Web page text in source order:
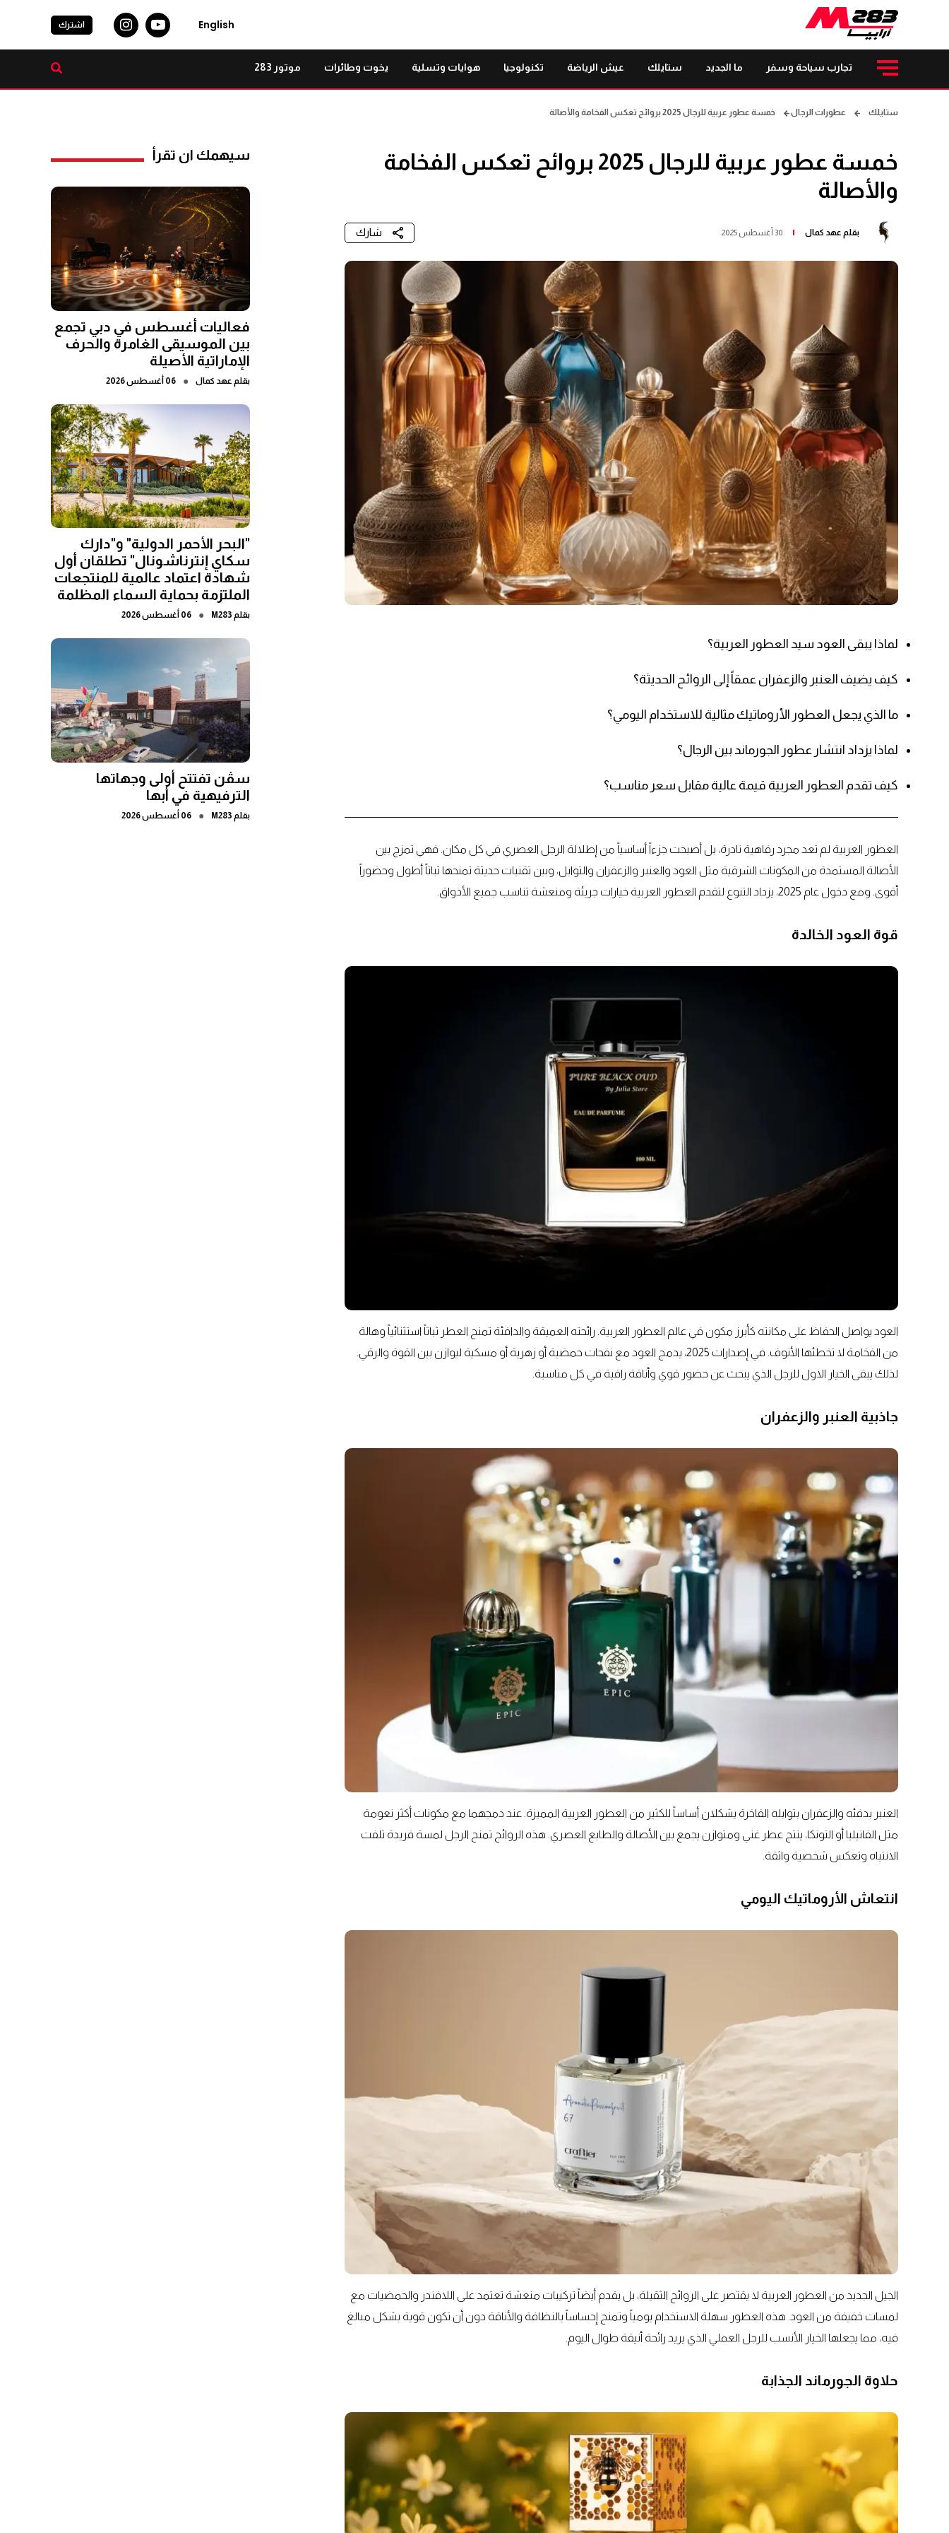
English اشترك
تجارب سياحة وسفر ما الجديد ستايلك عيش الرياضة تكنولوجيا هوايات وتسلية يخوت وطائرات موتور 283
ستايلك عطورات الرجال خمسة عطور عربية للرجال 2025 بروائح تعكس الفخامة والأصالة
خمسة عطور عربية للرجال 2025 بروائح تعكس الفخامة
والأصالة
بقلم عهد كمال 30 أغسطس 2025 شارك
لماذا يبقى العود سيد العطور العربية؟
كيف يضيف العنبر والزعفران عمقاً إلى الروائح الحديثة؟
ما الذي يجعل العطور الأروماتيك مثالية للاستخدام اليومي؟
لماذا يزداد انتشار عطور الجورماند بين الرجال؟
كيف تقدم العطور العربية قيمة عالية مقابل سعر مناسب؟
العطور العربية لم تعد مجرد رفاهية نادرة، بل أصبحت جزءاً أساسياً من إطلالة الرجل العصري في كل مكان. فهي تمزج بين
الأصالة المستمدة من المكونات الشرقية مثل العود والعنبر والزعفران والتوابل، وبين تقنيات حديثة تمنحها ثباتاً أطول وحضوراً
أقوى. ومع دخول عام 2025، يزداد التنوع لتقدم العطور العربية خيارات جريئة ومنعشة تناسب جميع الأذواق.
قوة العود الخالدة
العود يواصل الحفاظ على مكانته كأبرز مكون في عالم العطور العربية. رائحته العميقة والدافئة تمنح العطر ثباتاً استثنائياً وهالة
من الفخامة لا تخطئها الأنوف. في إصدارات 2025، يدمج العود مع نفحات حمضية أو زهرية أو مسكية ليوازن بين القوة والرقي.
لذلك يبقى الخيار الاول للرجل الذي يبحث عن حضور قوي وأناقة راقية في كل مناسبة.
جاذبية العنبر والزعفران
العنبر بدفئه والزعفران بتوابله الفاخرة يشكلان أساساً للكثير من العطور العربية المميزة. عند دمجهما مع مكونات أكثر نعومة
مثل الفانيليا أو التونكا، ينتج عطر غني ومتوازن يجمع بين الأصالة والطابع العصري. هذه الروائح تمنح الرجل لمسة فريدة تلفت
الانتباه وتعكس شخصية واثقة.
انتعاش الأروماتيك اليومي
الجيل الجديد من العطور العربية لا يقتصر على الروائح الثقيلة، بل يقدم أيضاً تركيبات منعشة تعتمد على اللافندر والحمضيات مع
لمسات خفيفة من العود. هذه العطور سهلة الاستخدام يومياً وتمنح إحساساً بالنظافة والأناقة دون أن تكون قوية بشكل مبالغ
فيه، مما يجعلها الخيار الأنسب للرجل العملي الذي يريد رائحة أنيقة طوال اليوم.
حلاوة الجورماند الجذابة
سيهمك ان تقرأ
فعاليات أغسطس في دبي تجمع
بين الموسيقى الغامرة والحرف
الإماراتية الأصيلة
بقلم عهد كمال ● 06 أغسطس 2026
"البحر الأحمر الدولية" و"دارك
سكاي إنترناشونال" تطلقان أول
شهادة اعتماد عالمية للمنتجعات
الملتزمة بحماية السماء المظلمة
بقلم M283
● 06 أغسطس 2026
سڤن تفتتح أولى وجهاتها
الترفيهية في أبها
بقلم M283
● 06 أغسطس 2026